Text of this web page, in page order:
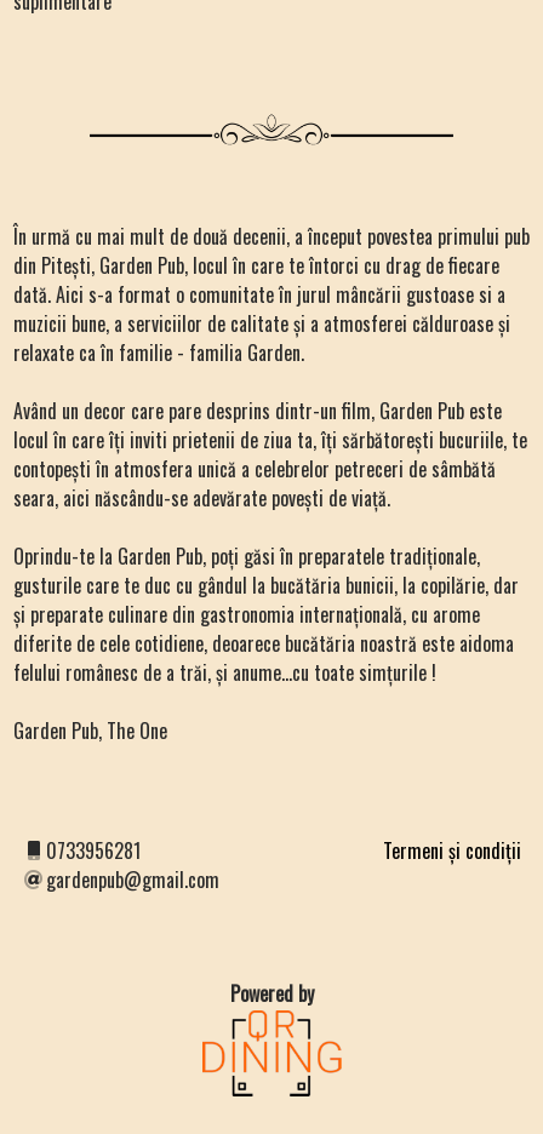
În urmă cu mai mult de două decenii, a început povestea primului pub
din Pitești, Garden Pub, locul în care te întorci cu drag de fiecare
dată. Aici s-a format o comunitate în jurul mâncării gustoase si a
muzicii bune, a serviciilor de calitate și a atmosferei călduroase și
relaxate ca în familie - familia Garden.
Având un decor care pare desprins dintr-un film, Garden Pub este
locul în care îți inviti prietenii de ziua ta, îți sărbătorești bucuriile, te
contopești în atmosfera unică a celebrelor petreceri de sâmbătă
seara, aici născându-se adevărate povești de viață.
Oprindu-te la Garden Pub, poți găsi în preparatele tradiționale,
gusturile care te duc cu gândul la bucătăria bunicii, la copilărie, dar
și preparate culinare din gastronomia internațională, cu arome
diferite de cele cotidiene, deoarece bucătăria noastră este aidoma
felului românesc de a trăi, și anume...cu toate simțurile !
Garden Pub, The One
0733956281
gardenpub@gmail.com
Termeni și condiții
Powered by